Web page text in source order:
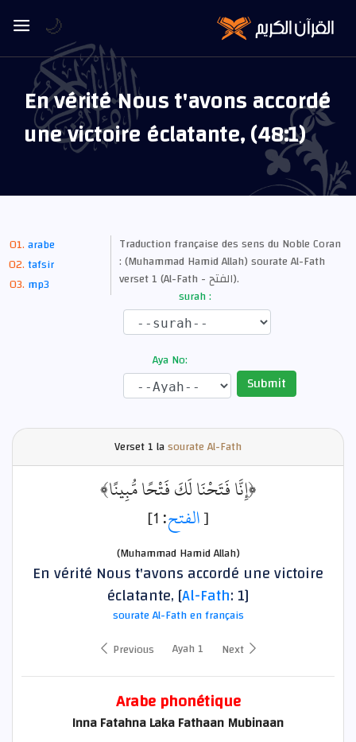
En vérité Nous t'avons accordé
une victoire éclatante, (48:1)
arabe
tafsir
mp3
Traduction française des sens du Noble Coran
: (Muhammad Hamid Allah) sourate Al-Fath
verset 1 (Al-Fath - الفتح).
surah :
Aya No:
Submit
Verset1 lasourate Al-Fath
﴿إِنَّا فَتَحْنَا لَكَ فَتْحًا مُّبِينًا﴾
[الفتح: 1]
(Muhammad Hamid Allah)
En vérité Nous t'avons accordé une victoire
éclatante, [Al-Fath: 1]
sourate Al-Fath en français
Previous
Ayah 1 Next
Arabe phonétique
Inna Fatahna Laka Fathaan Mubinaan
🌙